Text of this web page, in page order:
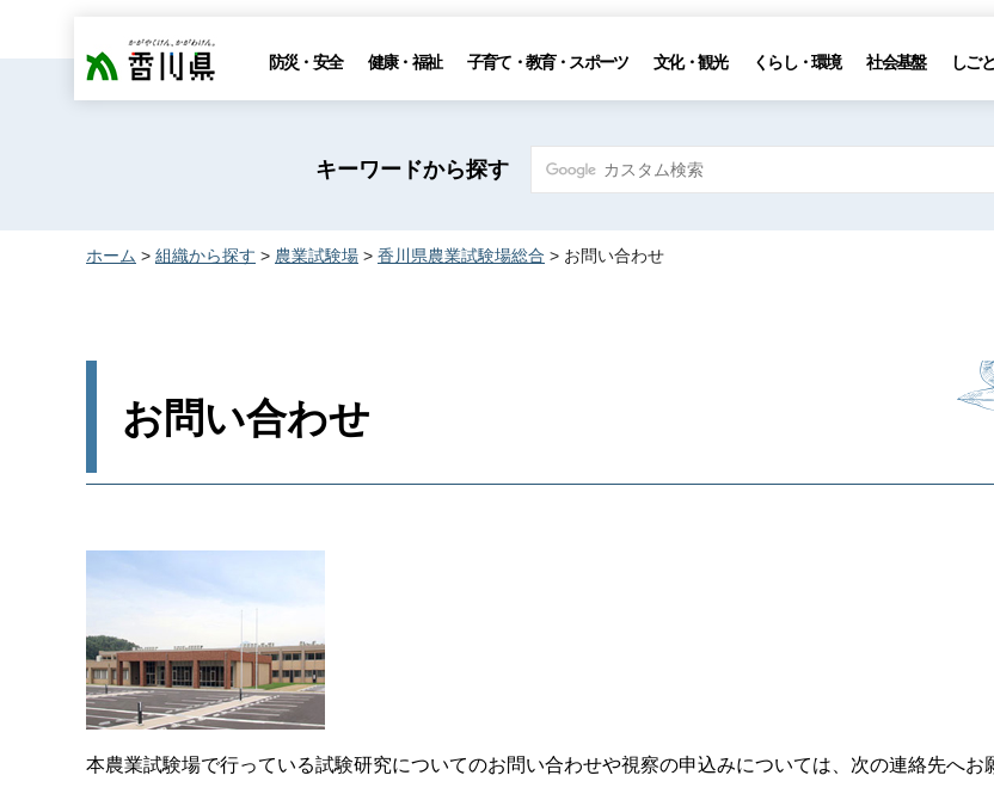
香川県 防災・安全 健康・福祉 子育て・教育・スポーツ 文化・観光 くらし・環境 社会基盤 しご
キーワードから探す
ホーム > 組織から探す > 農業試験場 > 香川県農業試験場総合 > お問い合わせ
お問い合わせ
本農業試験場で行っている試験研究についてのお問い合わせや視察の申込みについては、次の連絡先へお